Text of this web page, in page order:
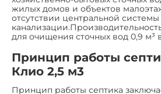
жилых домов и объектов
отсутствии центральной системы
для очищения сточных вод 0,9 м³
Принцип работы
Клио 2,5 м3
Принцип работы септика